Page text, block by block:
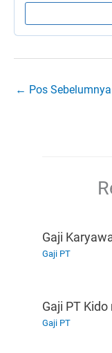
← Pos Sebelumnya
Gaji
Gaji PT
Gaji PT
Gaji PT